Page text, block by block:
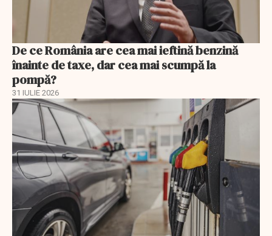
De ce România are cea mai ieftină benzină
înainte de taxe, dar cea mai scumpă la
pompă?
31 IULIE 2026